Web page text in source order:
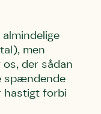
almindelige
men
der sådan
spændende
hastigt forbi